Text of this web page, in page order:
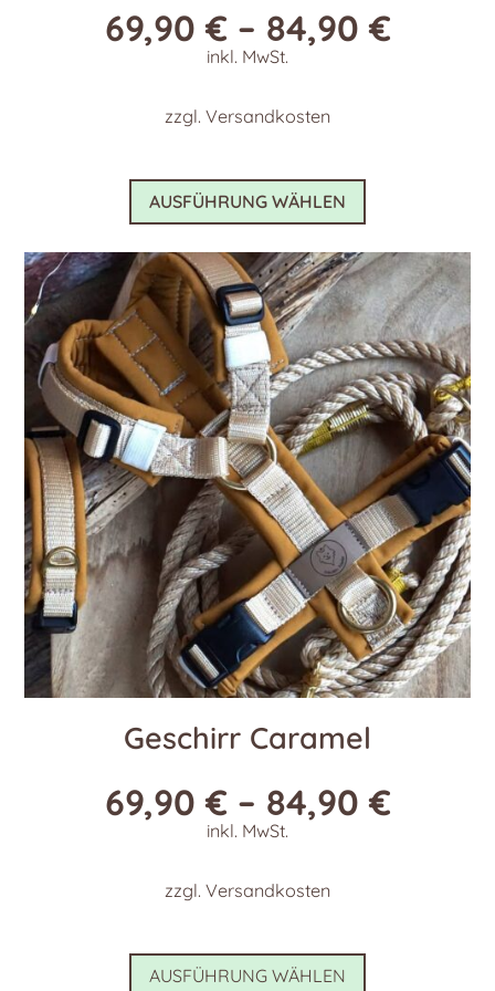
69,90€ – 84,90€
inkl. MwSt.
zzgl. Versandkosten
AUSFÜHRUNG WÄHLEN
Dieses
weist
mehrere
Varianten
auf.
Die
Optionen
können
auf
der
Produktseite
gewählt
werden
Geschirr Caramel
69,90€ – 84,90€
inkl. MwSt.
zzgl. Versandkosten
AUSFÜHRUNG WÄHLEN
Dieses